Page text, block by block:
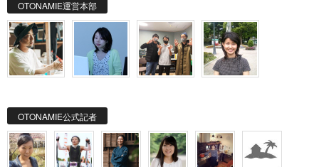
OTONAMIE運営本部
OTONAMIE公式記者